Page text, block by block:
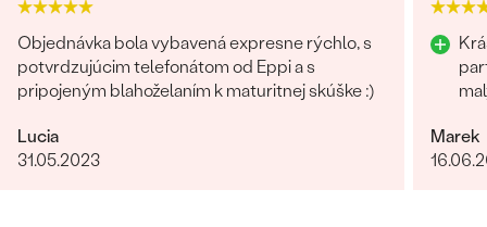
Objednávka bola vybavená expresne rýchlo, s
potvrdzujúcim telefonátom od Eppi a s
pripojeným blahoželaním k maturitnej skúške :)
Lucia
31.05.2023
Marek